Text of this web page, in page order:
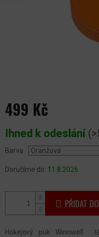
499 Kč
cena:
Ihned k odeslání
Barva
Doručíme do: 11.8.2026
PŘIDAT
Hokejový puk Winnwell